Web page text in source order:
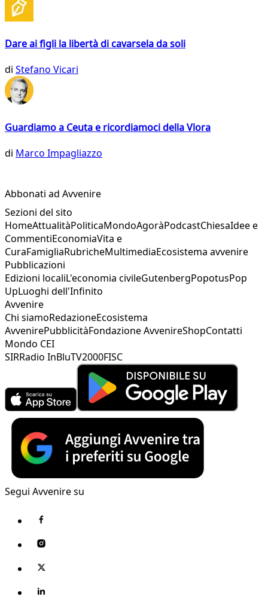
Dare ai figli la libertà di cavarsela da soli
di Stefano Vicari
Guardiamo a Ceuta e ricordiamoci della Vlora
di Marco Impagliazzo
Abbonati ad Avvenire
Sezioni del sito
HomeAttualitàPoliticaMondoAgoràPodcastChiesaIdee e
CommentiEconomiaVita e
CuraFamigliaRubricheMultimediaEcosistema avvenire
Pubblicazioni
Edizioni localiL'economia civileGutenbergPopotusPop
UpLuoghi dell'Infinito
Avvenire
Chi siamoRedazioneEcosistema
AvvenirePubblicitàFondazione AvvenireShopContatti
Mondo CEI
SIRRadio InBluTV2000FISC
Segui Avvenire su